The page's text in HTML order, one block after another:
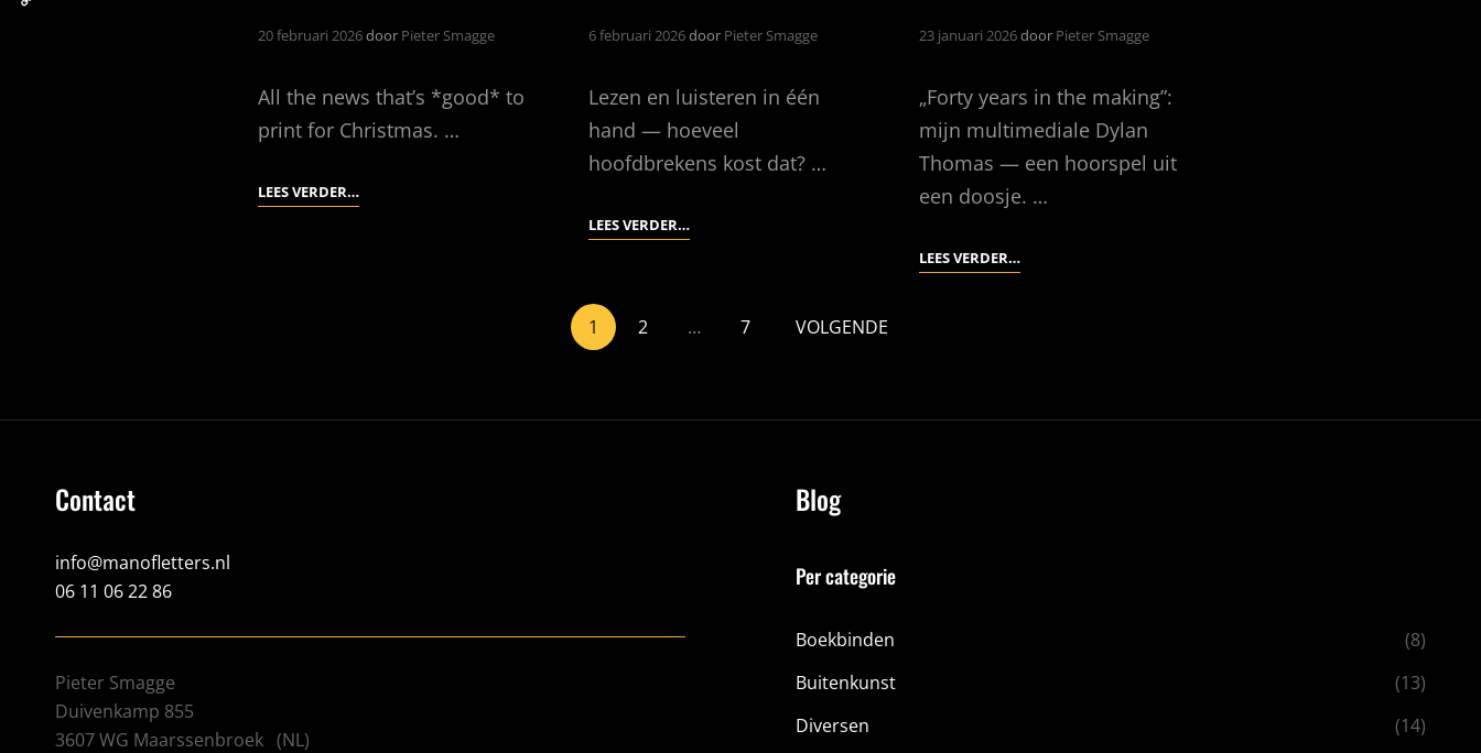
20 februari 2026door Pieter Smagge
All the news that’s *good* to
print for Christmas. …
LEES VERDER…DE
6 februari 2026door Pieter Smagge
Lezen en luisteren in één
hand — hoeveel
hoofdbrekens kost dat? …
LEES VERDER…UNDER
DE
23 januari 2026door Pieter Smagge
„Forty years in the making”:
mijn multimediale Dylan
Thomas — een hoorspel uit
een doosje. …
LEES VERDER…UNDER
reader-
1 2 … 7 VOLGENDE
Contact
info@manofletters.nl
06 11 06 22 86
Pieter Smagge
Duivenkamp 855
3607 WG Maarssenbroek (NL)
Blog
Per categorie
Boekbinden
(8)
Buitenkunst
(13)
Diversen
(14)